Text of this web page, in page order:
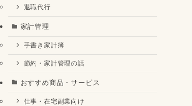
退職代行
家計管理
手書き家計簿
節約・家計管理の話
おすすめ商品・サービス
仕事・在宅副業向け